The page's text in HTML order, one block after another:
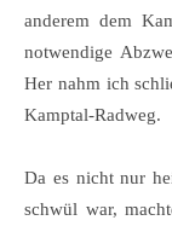
anderem dem
notwendige
Her nahm ich
Kamptal-Radweg.
Da es nicht nur
schwül war,